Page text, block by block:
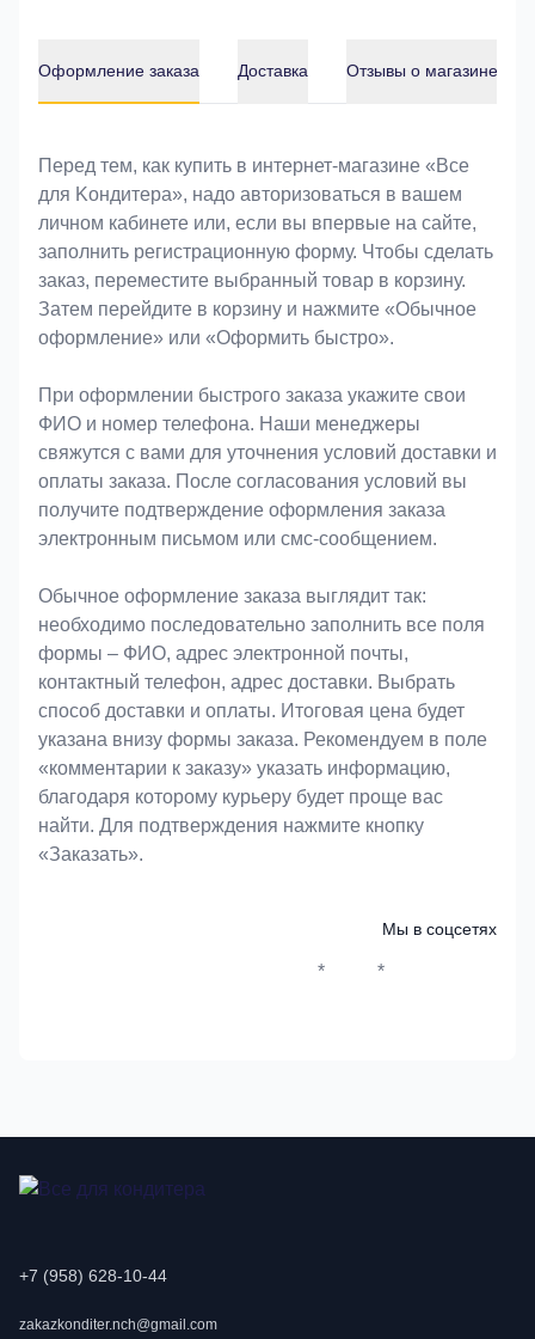
Оформление заказа Доставка Отзывы о магазине
Оформление заказа
Перед тем, как купить в интернет-магазине «Bce
для Koндитeрa», надо авторизоваться в вашем
личном кабинете или, если вы впервые на сайте,
заполнить регистрационную форму. Чтобы сделать
заказ, переместите выбранный товар в корзину.
Затем перейдите в корзину и нажмите «Обычное
оформление» или «Оформить быстро».
При оформлении быстрого заказа укажите свои
ФИО и номер телефона. Наши менеджеры
свяжутся с вами для уточнения условий доставки и
оплаты заказа. После согласования условий вы
получите подтверждение оформления заказа
электронным письмом или смс-сообщением.
Обычное оформление заказа выглядит так:
необходимо последовательно заполнить все поля
формы – ФИО, адрес электронной почты,
контактный телефон, адрес доставки. Выбрать
способ доставки и оплаты. Итоговая цена будет
указана внизу формы заказа. Рекомендуем в поле
«комментарии к заказу» указать информацию,
благодаря которому курьеру будет проще вас
найти. Для подтверждения нажмите кнопку
«Заказать».
Мы в соцсетях
* *
+7 (958) 628-10-44
zakazkonditer.nch@gmail.com